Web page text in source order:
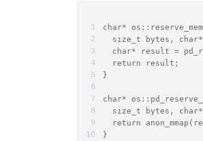
char*
size_t bytes,
char* result =
  return result;
}
char*
size_t bytes,
return
}